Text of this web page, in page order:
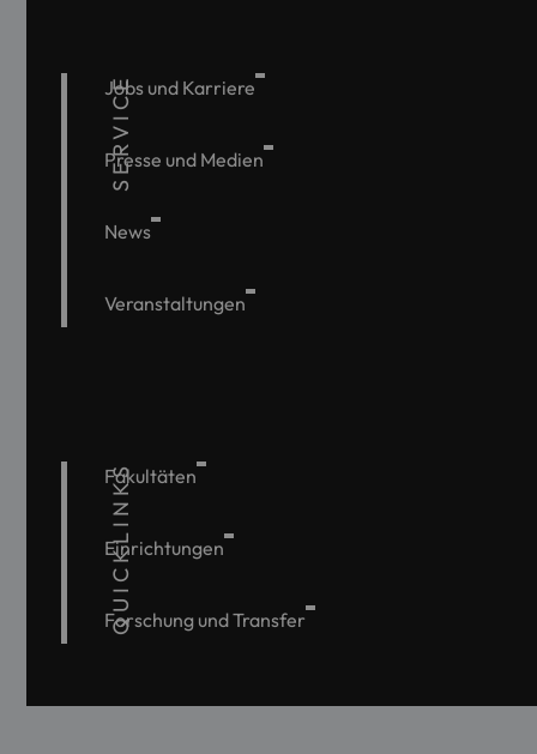
SERVICE
Jobs und Karriere
Presse und Medien
News
Veranstaltungen
QUICKLINKS
Fakultäten
Einrichtungen
Forschung und Transfer